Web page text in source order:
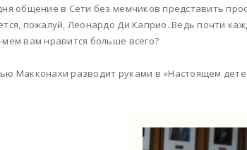
общение в Сети без мемчиков представить
пожалуй, Леонардо Ди Каприо. Ведь почти
мем вам нравится больше всего?
Макконахи разводит руками в «Настоящем